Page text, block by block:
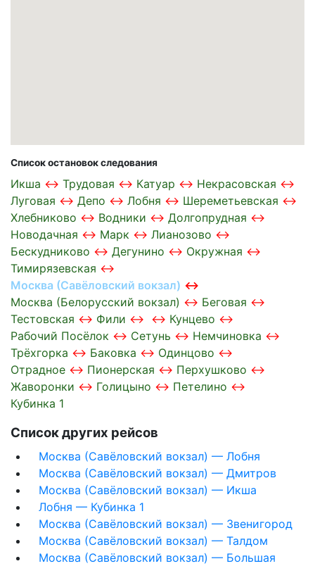
Список остановок следования
Икша Трудовая Катуар
Некрасовская
Луговая
Депо Лобня
Шереметьевская
Хлебниково
Водники
Долгопрудная
Новодачная
Марк
Лианозово
Бескудниково
Дегунино
Окружная
Тимирязевская
Москва (Савёловский вокзал)
Москва (Белорусский вокзал)
Беговая
Тестовская
Фили
Кунцево
Рабочий Посёлок
Сетунь
Немчиновка
Трёхгорка
Баковка
Одинцово
Отрадное
Пионерская
Перхушково
Жаворонки
Голицыно
Петелино
Кубинка 1
Список других рейсов
Москва (Савёловский вокзал) — Лобня
Москва (Савёловский вокзал) — Дмитров
Москва (Савёловский вокзал) — Икша
Лобня — Кубинка 1
Москва (Савёловский вокзал) — Звенигород
Москва (Савёловский вокзал) — Талдом
Москва (Савёловский вокзал) — Большая